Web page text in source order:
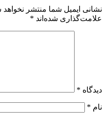
نشانی ایمیل شما منتشر
علامت‌گذاری شده‌اند *
دیدگاه *
نام *